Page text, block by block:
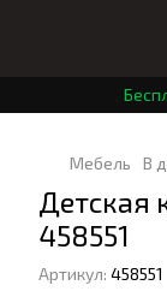
Мебель В
Детская
458551
Артикул: 458551